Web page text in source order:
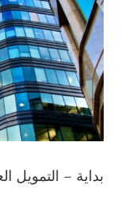
بداية – التمويل